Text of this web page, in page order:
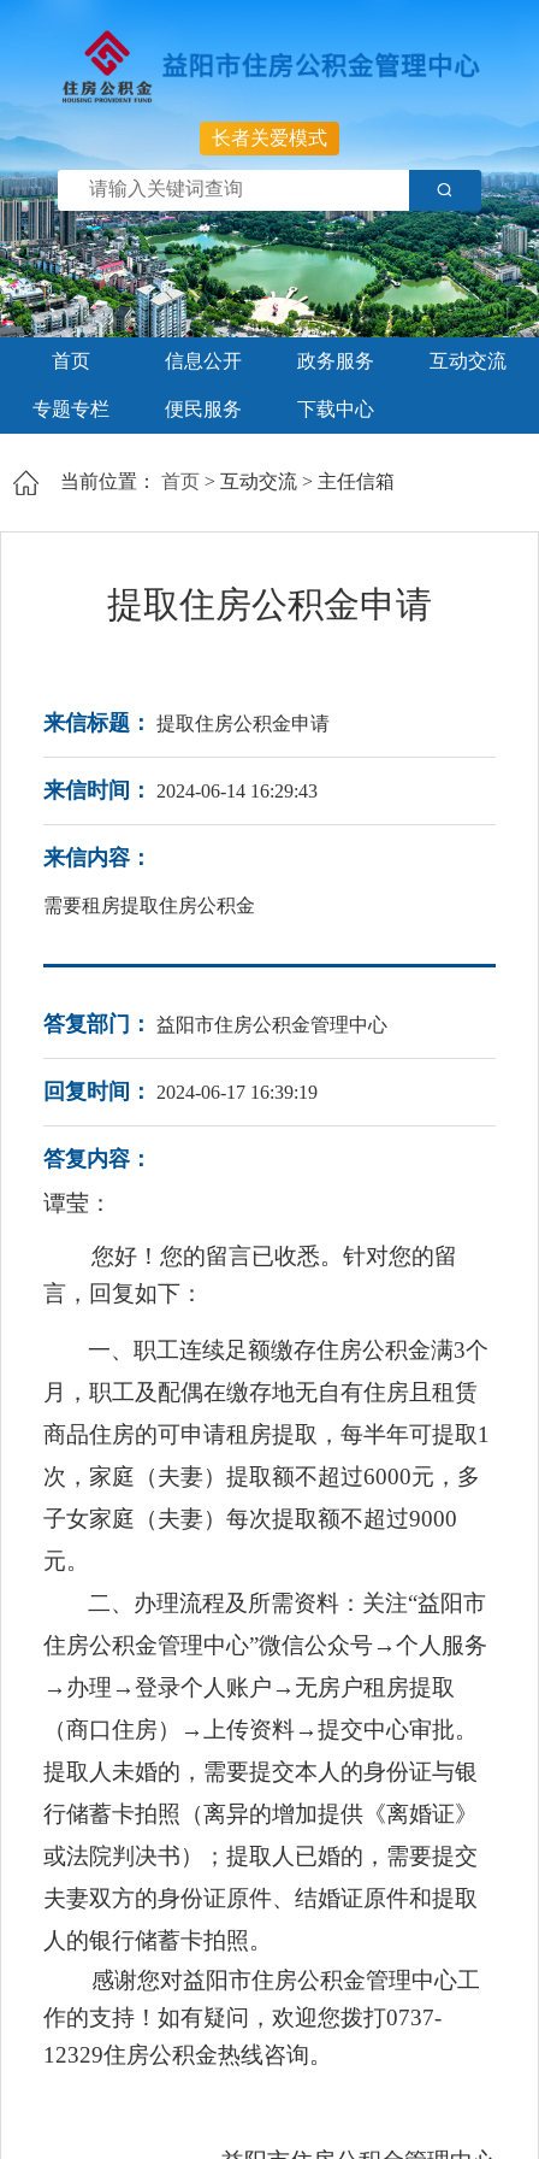
长者关爱模式
首页 信息公开 政务服务 互动交流
专题专栏 便民服务 下载中心
当前位置： 首页 > 互动交流 > 主任信箱
提取住房公积金申请
来信标题： 提取住房公积金申请
来信时间： 2024-06-14 16:29:43
来信内容：
需要租房提取住房公积金
答复部门： 益阳市住房公积金管理中心
回复时间： 2024-06-17 16:39:19
答复内容：
谭莹：
您好 ！ 您的留言已收悉。 针对您的留
言，回复如下：
一、职工连续足额缴存住房公积金满3个
月，职工及配偶在缴存地无自有住房且租赁
商品住房的可申请租房提取，每半年可提取1
次，家庭（夫妻）提取额不超过6000元，多
子女家庭（夫妻）每次提取额不超过9000
元。
二、 办理流程及所需资料 ：关注“益阳市
住房公积金管理中心”微信公众号→个人服务
→ 办理 →登录个人账户→ 无房户租房提取
（商口住房）
→ 上传资料→提交中心审批。
提取人未婚的，需要提交本人的身份证与银
行储蓄卡拍照（离异的增加提供《离婚证》
或法院判决书）；提取人已婚的， 需要提交
夫妻双方的身份证原件、结婚证原件和提取
人的银行储蓄卡拍照。
感谢您对益阳市住房公积金管理中心工
作的支持！如有疑问，欢迎您拨打0737-
12329住房公积金热线咨询。